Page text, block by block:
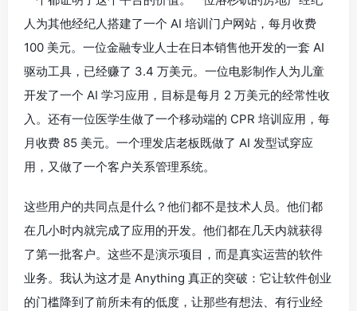
人为其他经纪人搭建了一个 AI 培训门户网站，每月收费
100 美元。一位金融专业人士在日本销售他开发的一套 AI
驱动工具，已经赚了 3.4 万美元。一位电影制作人为儿童
开发了一个 AI 学习应用，目标是每月 2 万美元的经常性收
入。还有一位医学生做了一个移动端的 CPR 培训应用，每
月收费 85 美元。一个理发店老板既做了 AI 发型试穿应
用，又做了一个客户关系管理系统。
这些用户的共同点是什么？他们都不是技术人员。他们都
在几小时内就完成了应用的开发。他们都在几天内就获得
了第一批客户。这些不是演示项目，而是真实运营的软件
业务。我认为这才是 Anything 真正的突破：它让软件创业
的门槛降到了前所未有的低度，让那些有想法、有行业经